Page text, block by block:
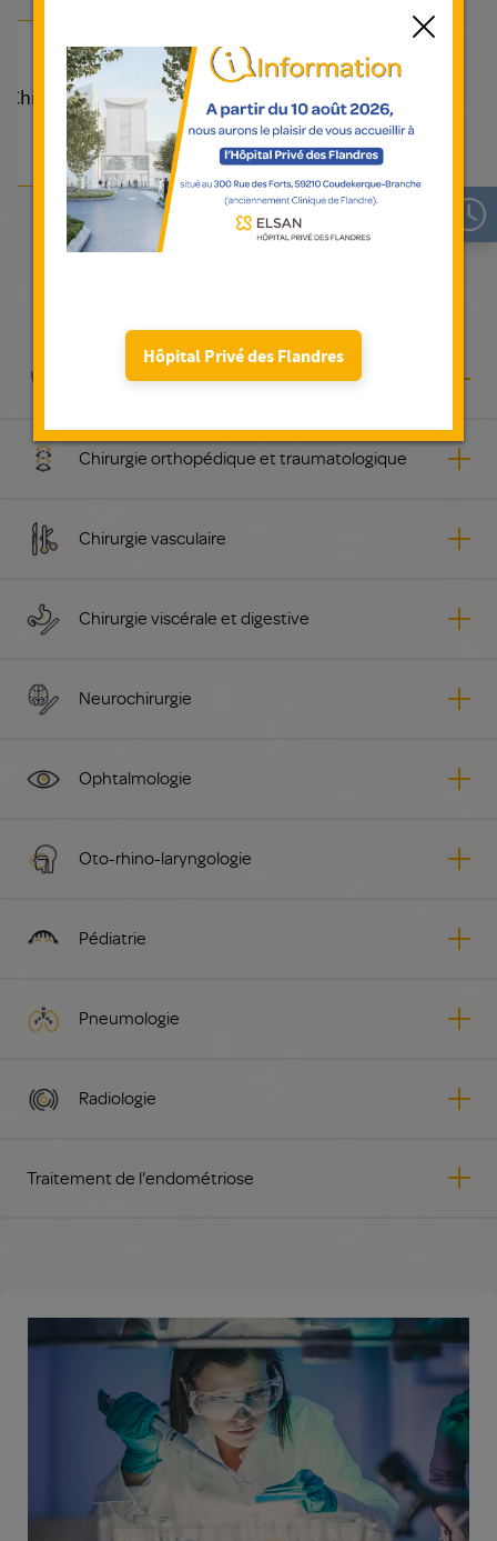
Chirurgie
Anesthésie et réanimation
Chirurgie orthopédique et traumatologique
Chirurgie vasculaire
Chirurgie viscérale et digestive
Neurochirurgie
Ophtalmologie
Oto-rhino-laryngologie
Pédiatrie
Pneumologie
Radiologie
Traitement de l'endométriose
Fermer
Hôpital Privé des Flandres